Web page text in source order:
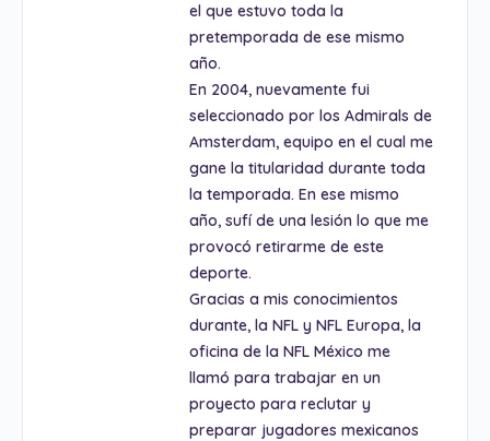
el que estuvo toda la
pretemporada de ese mismo
año.
En 2004, nuevamente fui
seleccionado por los Admirals de
Amsterdam, equipo en el cual me
gane la titularidad durante toda
la temporada. En ese mismo
año, sufí de una lesión lo que me
provocó retirarme de este
deporte.
Gracias a mis conocimientos
durante, la NFL y NFL Europa, la
oficina de la NFL México me
llamó para trabajar en un
proyecto para reclutar y
preparar jugadores mexicanos